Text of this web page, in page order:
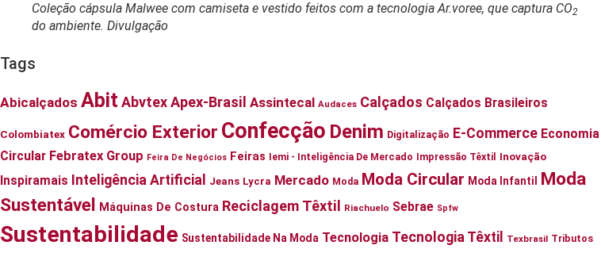
Coleção cápsula Malwee com camiseta e vestido feitos com a tecnologia Ar.voree, que captura CO2
do ambiente. Divulgação
Tags
Abicalçados Abit AbvtexApex-Brasil Assintecal Audaces Calçados Calçados Brasileiros
Colombiatex Comércio Exterior Confecção Denim Digitalização E-Commerce Economia
Circular Febratex Group Feira De Negócios Feiras Iemi - Inteligência De Mercado Impressão Têxtil Inovação
Inspiramais Inteligência Artificial Jeans Lycra Mercado Moda Moda Circular Moda Infantil
Moda
Sustentável
Máquinas De Costura Reciclagem Têxtil Riachuelo Sebrae Spfw
Sustentabilidade Sustentabilidade Na Moda Tecnologia Tecnologia Têxtil Texbrasil Tributos